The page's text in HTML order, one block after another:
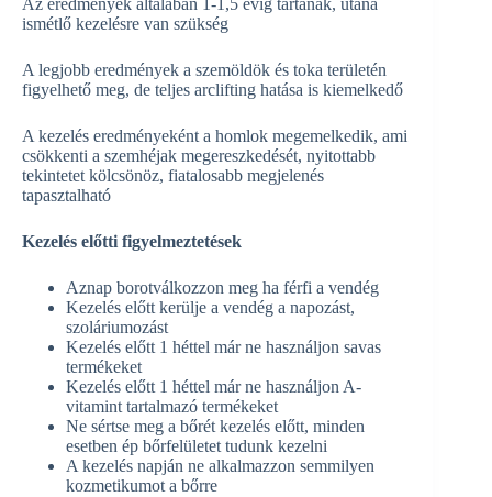
Az eredmények általában 1-1,5 évig tartanak, utána
ismétlő kezelésre van szükség
A legjobb eredmények a szemöldök és toka területén
figyelhető meg, de teljes arclifting hatása is kiemelkedő
A kezelés eredményeként a homlok megemelkedik, ami
csökkenti a szemhéjak megereszkedését, nyitottabb
tekintetet kölcsönöz, fiatalosabb megjelenés
tapasztalható
Kezelés előtti figyelmeztetések
Aznap borotválkozzon meg ha férfi a vendég
Kezelés előtt kerülje a vendég a napozást,
szoláriumozást
Kezelés előtt 1 héttel már ne használjon savas
termékeket
Kezelés előtt 1 héttel már ne használjon A-
vitamint tartalmazó termékeket
Ne sértse meg a bőrét kezelés előtt, minden
esetben ép bőrfelületet tudunk kezelni
A kezelés napján ne alkalmazzon semmilyen
kozmetikumot a bőrre